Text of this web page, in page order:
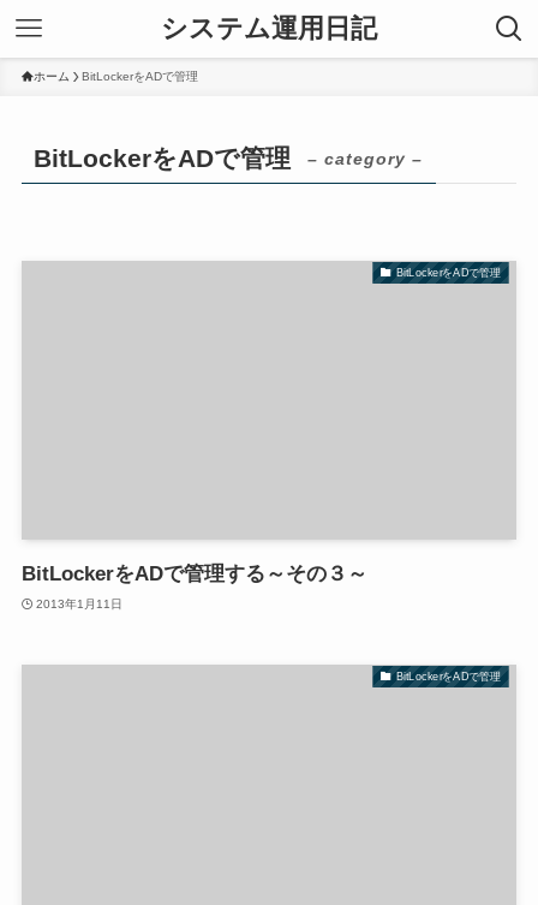
システム運用日記
ホーム BitLockerをADで管理
BitLockerをADで管理 – category –
BitLockerをADで管理
BitLockerをADで管理する～その３～
2013年1月11日
BitLockerをADで管理